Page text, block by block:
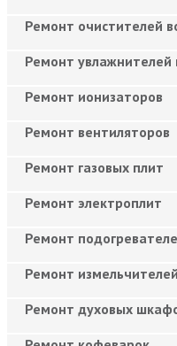
Ремонт очистителей
Ремонт увлажнителей
Ремонт ионизаторов
Ремонт вентиляторов
Ремонт газовых плит
Ремонт электроплит
Ремонт
Ремонт
Ремонт духовых